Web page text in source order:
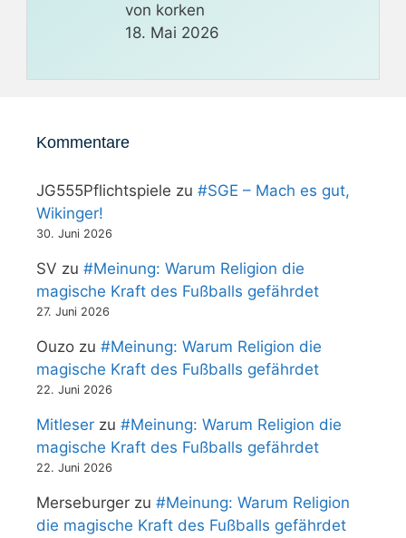
von korken
18. Mai 2026
Kommentare
JG555Pflichtspiele zu #SGE – Mach es gut,
Wikinger!
30. Juni 2026
SV zu #Meinung: Warum Religion die
magische Kraft des Fußballs gefährdet
27. Juni 2026
Ouzo zu #Meinung: Warum Religion die
magische Kraft des Fußballs gefährdet
22. Juni 2026
Mitleser zu #Meinung: Warum Religion die
magische Kraft des Fußballs gefährdet
22. Juni 2026
Merseburger zu #Meinung: Warum Religion
die magische Kraft des Fußballs gefährdet